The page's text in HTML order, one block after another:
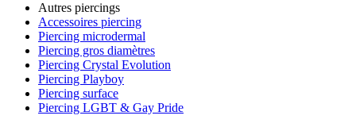
Autres piercings
Accessoires piercing
Piercing microdermal
Piercing gros diamètres
Piercing Crystal Evolution
Piercing Playboy
Piercing surface
Piercing LGBT & Gay Pride